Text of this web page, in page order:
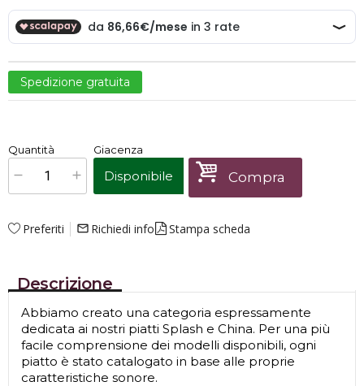
Spedizione gratuita
x1 Prezzo finale:€260,00
Quantità Giacenza
Disponibile Compra
Preferiti mail_outline Richiedi info Stampa scheda
Descrizione
Abbiamo creato una categoria espressamente
dedicata ai nostri piatti Splash e China. Per una più
facile comprensione dei modelli disponibili, ogni
piatto è stato catalogato in base alle proprie
caratteristiche sonore.